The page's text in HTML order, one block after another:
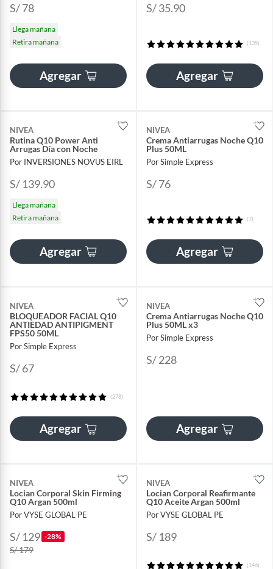
S/ 78
Llega mañana
Retira mañana
Agregar
S/ 35.90
(135)
Agregar
NIVEA
Rutina Q10 Power Anti
Arrugas Día con Noche
Por INVERSIONES NOVUS EIRL
S/ 139.90
Llega mañana
Retira mañana
Agregar
NIVEA
Crema Antiarrugas Noche Q10
Plus 50ML
Por Simple Express
S/ 76
(7)
Agregar
NIVEA
BLOQUEADOR FACIAL Q10
ANTIEDAD ANTIPIGMENT
FPS50 50ML
Por Simple Express
S/ 67
(278)
Agregar
NIVEA
Crema Antiarrugas Noche Q10
Plus 50ML x3
Por Simple Express
S/ 228
Agregar
NIVEA
Locian Corporal Skin Firming
Q10 Argan 500ml
Por VYSE GLOBAL PE
S/ 129 -28%
S/ 179
NIVEA
Locian Corporal Reafirmante
Q10 Aceite Argan 500ml
Por VYSE GLOBAL PE
S/ 189
(146)